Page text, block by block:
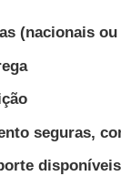
(nacionais
seguras,
disponíveis